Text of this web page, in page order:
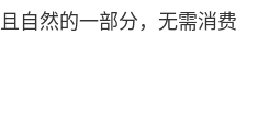
自然的一部分，无需消费